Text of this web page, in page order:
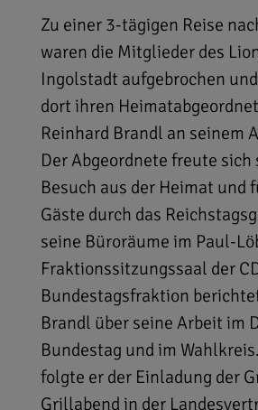
Zu einer 3-tägigen Reise
waren die Mitglieder des
Ingolstadt aufgebrochen
dort ihren
Reinhard Brandl an seinem
Der Abgeordnete freute sich
Besuch aus der Heimat und
Gäste durch das
seine Büroräume im Paul-
Fraktionssitzungssaal der
Bundestagsfraktion
Brandl über seine Arbeit im
Bundestag und im
folgte er der Einladung der
Grillabend in der